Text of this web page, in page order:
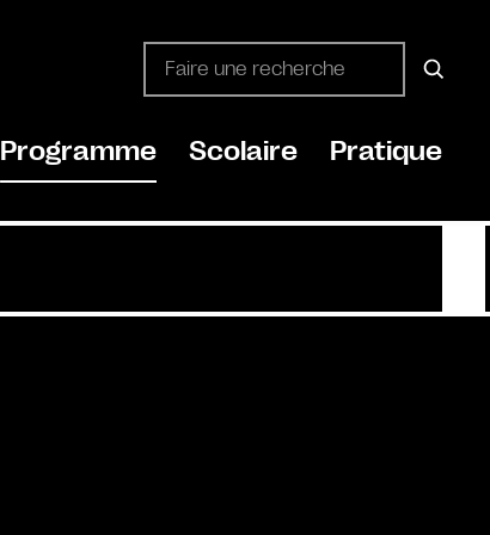
Programme Scolaire Pratique